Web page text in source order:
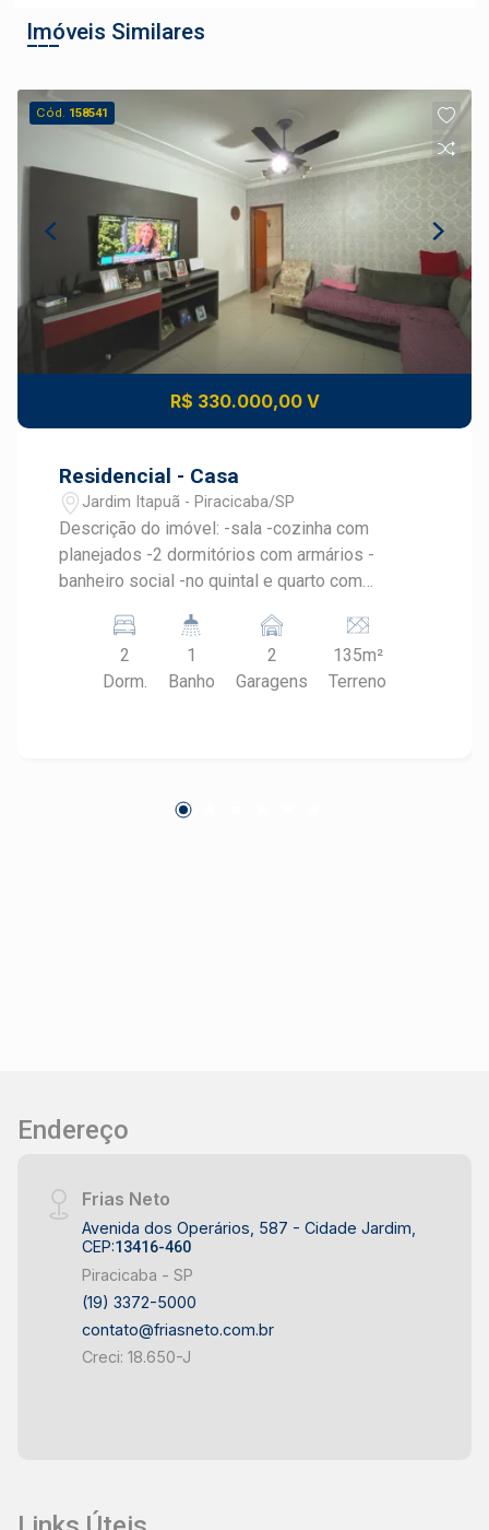
Imóveis Similares
Cód. 158541
R$ 330.000,00 V
Residencial - Casa
Jardim Itapuã - Piracicaba/SP
Descrição do imóvel: -sala -cozinha com
planejados -2 dormitórios com armários -
banheiro social -no quintal e quarto com
veículos * Consulte um especialista Frias Neto!
Agende sua visita.
2
Dorm.
1
Banho
2
Garagens
135m²
Terreno
Endereço
Frias Neto
Avenida dos Operários, 587 - Cidade Jardim,
CEP:13416-460
Piracicaba - SP
(19) 3372-5000
contato@friasneto.com.br
Creci: 18.650-J